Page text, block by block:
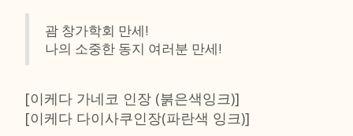
괌 창가학회 만세!
나의 소중한 동지 여러분 만세!
[이케다 가네코 인장 (붉은색잉크)]
[이케다 다이사쿠인장(파란색 잉크)]